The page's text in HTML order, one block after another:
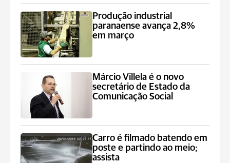
Produção industrial
paranaense avança 2,8%
em março
Márcio Villela é o novo
secretário de Estado da
Comunicação Social
Carro é filmado batendo em
poste e partindo ao meio;
assista